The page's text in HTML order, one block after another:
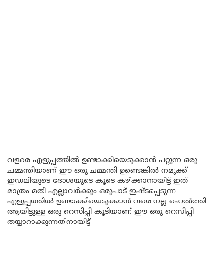
വളരെ എളുപ്പത്തിൽ ഉണ്ടാക്കിയെടുക്കാൻ പറ്റുന്ന ഒരു
ചമ്മന്തിയാണ് ഈ ഒരു ചമ്മന്തി ഉണ്ടെങ്കിൽ നമുക്ക്
ഇഡലിയുടെ ദോശയുടെ കൂടെ കഴിക്കാനായിട്ട് ഇത്
മാത്രം മതി എല്ലാവർക്കും ഒരുപാട് ഇഷ്ടപ്പെടുന്ന
എളുപ്പത്തിൽ ഉണ്ടാക്കിയെടുക്കാൻ വരെ നല്ല ഹെൽത്തി
ആയിട്ടുള്ള ഒരു റെസിപ്പി കൂടിയാണ് ഈ ഒരു റെസിപ്പി
തയ്യാറാക്കുന്നതിനായിട്ട്